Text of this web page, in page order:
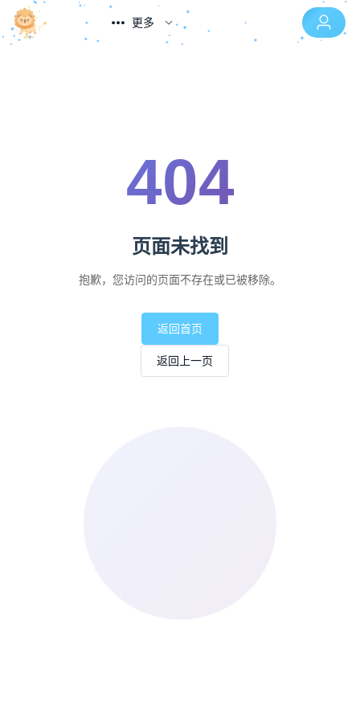
更多
404
页面未找到
抱歉，您访问的页面不存在或已被移除。
返回首页
返回上一页